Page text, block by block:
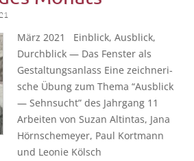
März 2021 Ein­blick, Aus­blick,
Durch­blick — Das Fens­ter als
Gestal­tungs­an­lass Eine zeich­ne­ri­
sche Übung zum The­ma “Aus­blick
— Sehn­sucht” des Jahr­gang 11
Arbei­ten von Suzan Altin­tas, Jana
Hörn­sche­mey­er, Paul Kort­mann
und Leo­nie Kölsch